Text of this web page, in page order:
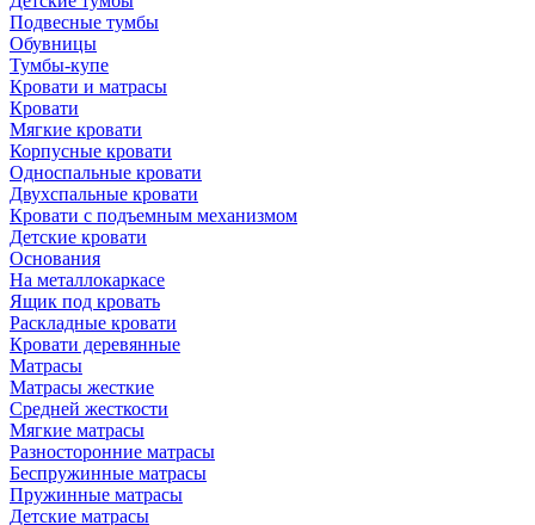
Подвесные тумбы
Обувницы
Тумбы-купе
Кровати и матрасы
Кровати
Мягкие кровати
Корпусные кровати
Односпальные кровати
Двухспальные кровати
Кровати с подъемным механизмом
Детские кровати
Основания
На металлокаркасе
Ящик под кровать
Раскладные кровати
Кровати деревянные
Матрасы
Матрасы жесткие
Средней жесткости
Мягкие матрасы
Разносторонние матрасы
Беспружинные матрасы
Пружинные матрасы
Детские матрасы